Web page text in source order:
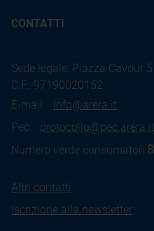
CONTATTI
Sede legale: Piazza Cavour
C.F.: 97190020152
E-mail: info@arera.it
Pec: protocollo@pec.arera.it
Numero verde consumatori:
Altri contatti
Iscrizione alla newsletter